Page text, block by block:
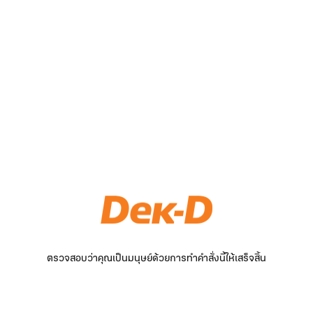
ตรวจสอบว่าคุณเป็นมนุษย์ด้วยการทำคำสั่งนี้ให้เสร็จสิ้น